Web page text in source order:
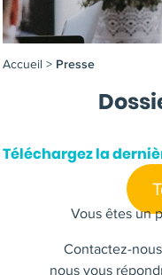
Accueil > Presse
Téléchargez la
Vous êtes un
Contactez-
nous vous